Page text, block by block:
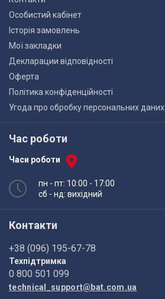
Особистий кабінет
Історія замовлень
Мої закладки
Декларации відповідності
Оферта
Політика конфіденційності
Угода про обробку персональних даних
Час роботи
Часи роботи
пн - пт: 10:00 - 17:00
сб - нд: вихідний
Контакти
+38 (096) 195-67-78
Техпідтримка
0 800 501 099
technical_support@bat.com.ua